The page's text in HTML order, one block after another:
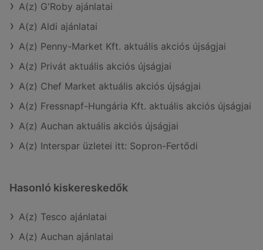
A(z) G'Roby ajánlatai
A(z) Aldi ajánlatai
A(z) Penny-Market Kft. aktuális akciós újságjai
A(z) Privát aktuális akciós újságjai
A(z) Chef Market aktuális akciós újságjai
A(z) Fressnapf-Hungária Kft. aktuális akciós újságjai
A(z) Auchan aktuális akciós újságjai
A(z) Interspar üzletei itt: Sopron-Fertődi
Hasonló kiskereskedők
A(z) Tesco ajánlatai
A(z) Auchan ajánlatai